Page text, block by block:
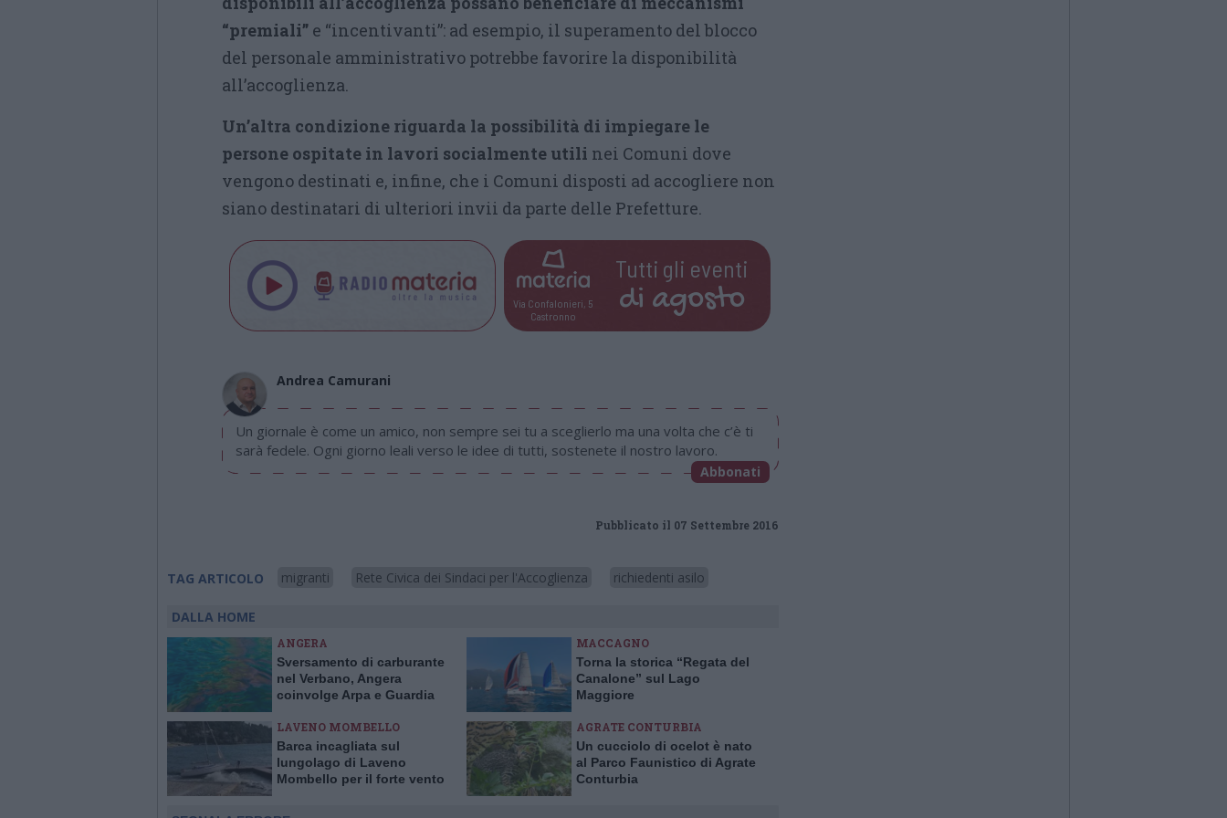
“premiali” e “incentivanti”: ad esempio, il superamento del blocco
del personale amministrativo potrebbe favorire la disponibilità
all’accoglienza.
Un’altra condizione riguarda la possibilità di impiegare le
persone ospitate in lavori socialmente utili nei Comuni dove
vengono destinati e, infine, che i Comuni disposti ad accogliere non
siano destinatari di ulteriori invii da parte delle Prefetture.
Via Confalonieri, 5
Castronno
Tutti gli eventi
di agosto
Andrea Camurani
Un giornale è come un amico, non sempre sei tu a sceglierlo ma una volta che c’è ti
sarà fedele. Ogni giorno leali verso le idee di tutti, sostenete il nostro lavoro.
Abbonati
Pubblicato il 07 Settembre 2016
TAG ARTICOLO migranti Rete Civica dei Sindaci per l'Accoglienza richiedenti asilo
DALLA HOME
ANGERA
Sversamento di carburante
nel Verbano, Angera
coinvolge Arpa e Guardia
MACCAGNO
Torna la storica “Regata del
Canalone” sul Lago
Maggiore
LAVENO MOMBELLO
Barca incagliata sul
lungolago di Laveno
Mombello per il forte vento
AGRATE CONTURBIA
Un cucciolo di ocelot è nato
al Parco Faunistico di Agrate
Conturbia